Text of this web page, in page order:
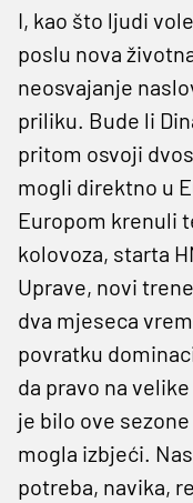
I, kao što ljudi
poslu nova
neosvajanje
priliku. Bude li
pritom osvoji
mogli direktno u
Europom krenuli
kolovoza, starta
Uprave, novi
dva mjeseca
povratku
da pravo na
je bilo ove
mogla izbjeći.
potreba, navika,